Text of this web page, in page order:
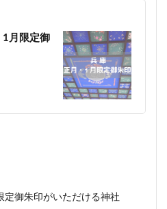
月限定御
御朱印がいただける神社